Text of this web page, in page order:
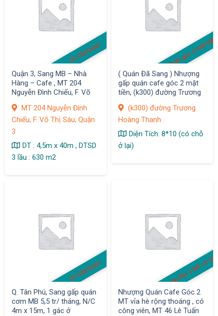
Có Clip Quán
Quận 3, Sang MB – Nhà
Hàng – Cafe , MT 204
Nguyễn Đình Chiểu, F. Võ
MT 204 Nguyễn Đình
Chiểu, F. Võ Thị Sáu, Quận
3
DT : 4,5m x 40m , DTSD
3 lầu : 630 m2
Quán góc 2 mặt tiền
( Quán Đã Sang ) Nhượng
gấp quán cafe góc 2 mặt
tiền, (k300) đường Trương
Tân Bình
(k300) đường Trương
Hoàng Thanh
Diện Tích: 8*10 (có chỗ
ở lại)
Có Clip Quán
Q. Tân Phú, Sang gấp quán
cơm MB 5,5 tr/ tháng, N/C
4m x 15m, 1 gác ở
Cafe Góc 2 MT có
Nhượng Quán Cafe Góc 2
MT vỉa hè rộng thoáng , có
công viên, MT 46 Lê Tuấn